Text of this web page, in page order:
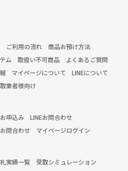
ご利用の流れ
商品お預け方法
ム 取扱い不可商品
よくあるご質問
マイページについて
LINEについて
業者様向け
申込み
LINEお問合わせ
問合わせ マイページログイン
実績一覧
受取シミュレーション